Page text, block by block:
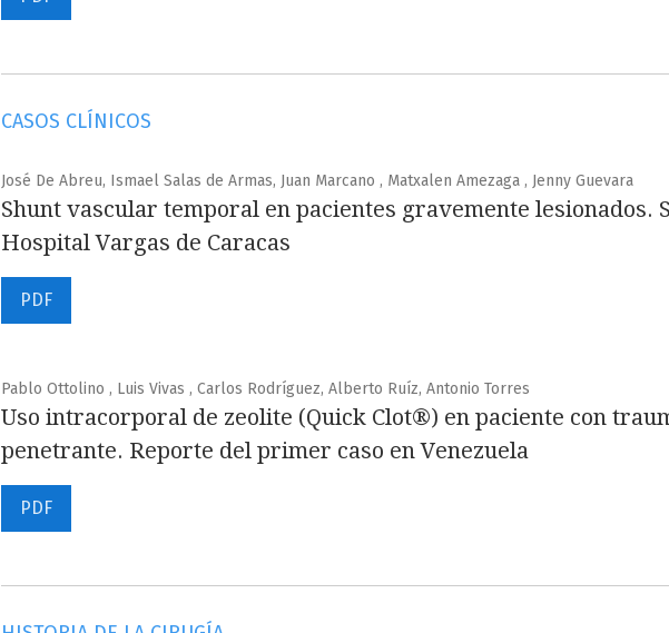
CASOS CLÍNICOS
José De Abreu, Ismael Salas de Armas, Juan Marcano , Matxalen Amezaga , Jenny Guevara
Shunt vascular temporal en pacientes gravemente lesionados.
Hospital Vargas de Caracas
PDF
Pablo Ottolino , Luis Vivas , Carlos Rodríguez, Alberto Ruíz, Antonio Torres
Uso intracorporal de zeolite (Quick Clot®) en paciente con
penetrante. Reporte del primer caso en Venezuela
PDF